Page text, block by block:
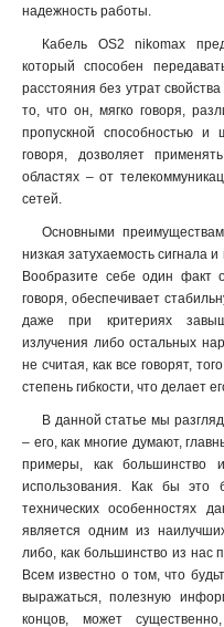
надежность работы.
Кабель OS2 nikomax
который способен
расстояния без утрат
то, что он, мягко говоря,
пропускной способностью и
говоря, дозволяет
областях – от
сетей.
Основными
низкая затухаемость сигнала
Вообразите себе один факт
говоря, обеспечивает
даже при критериях
излучения либо остальных
не считая, как все говорят,
степень гибкости, что делает
В данной статье мы
– его, как многие думают,
примеры, как большинство
использования. Как бы
технических особенностях
является одним из
либо, как большинство из нас
Всем известно о том, что
выражаться, полезную
концов, может